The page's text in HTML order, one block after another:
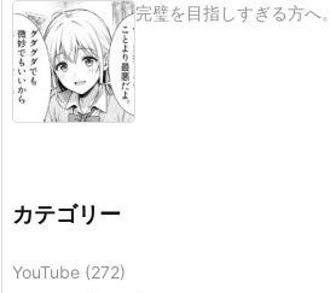
完璧を目指しすぎる方へ。
カテゴリー
YouTube (272)